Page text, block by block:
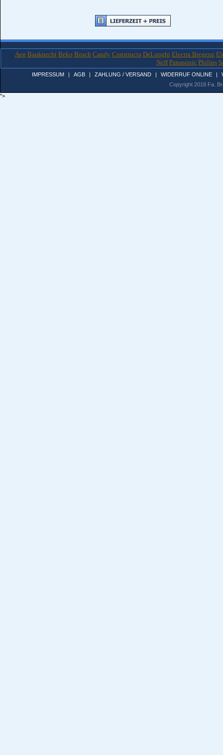
Aeg Bauknecht Beko Bosch Candy Constructa DeLonghi Electra Bregenz
Neff Panasonic Philips
IMPRESSUM | AGB | ZAHLUNG / VERSAND | WIDERRUF ONLINE |
Copyright 2018 Fa.
">